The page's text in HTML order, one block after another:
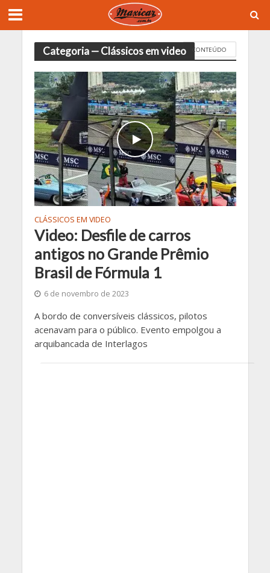
Categoria — Clássicos em video CONTEÚDO
CLÁSSICOS EM VIDEO
Video: Desfile de carros
antigos no Grande Prêmio
Brasil de Fórmula 1
6 de novembro de 2023
A bordo de conversíveis clássicos, pilotos
acenavam para o público. Evento empolgou a
arquibancada de Interlagos